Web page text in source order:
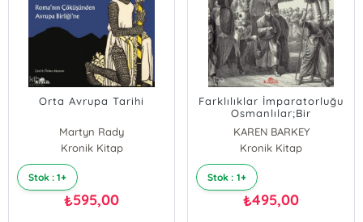
Orta Avrupa Tarihi
Martyn Rady
Kronik Kitap
Stok : 1+
₺595,00
Farklılıklar İmparatorluğu
Osmanlılar;Bir
Perspektifi
KAREN BARKEY
Kronik Kitap
Stok : 1+
₺495,00